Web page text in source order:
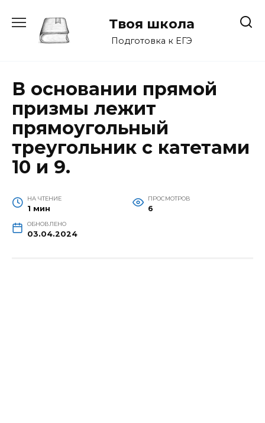
содержанию
Твоя школа
Подготовка к ЕГЭ
В основании прямой
призмы лежит
прямоугольный
треугольник с катетами
10 и 9.
НА ЧТЕНИЕ
1 мин
ПРОСМОТРОВ
6
ОБНОВЛЕНО
03.04.2024